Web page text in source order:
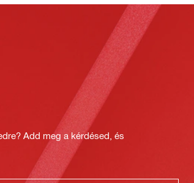
Add meg a kérdésed, és